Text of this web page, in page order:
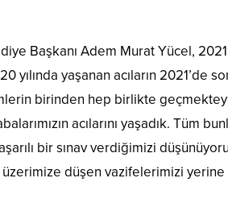
Başkanı Adem Murat Yücel,
yılında yaşanan acıların 2021’de
birinden hep birlikte
acılarını yaşadık. Tüm
bir sınav verdiğimizi
düşen vazifelerimizi yerine